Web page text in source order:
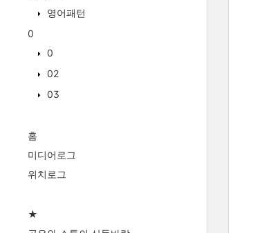
영어패턴
0
0
02
03
홈
미디어로그
위치로그
★